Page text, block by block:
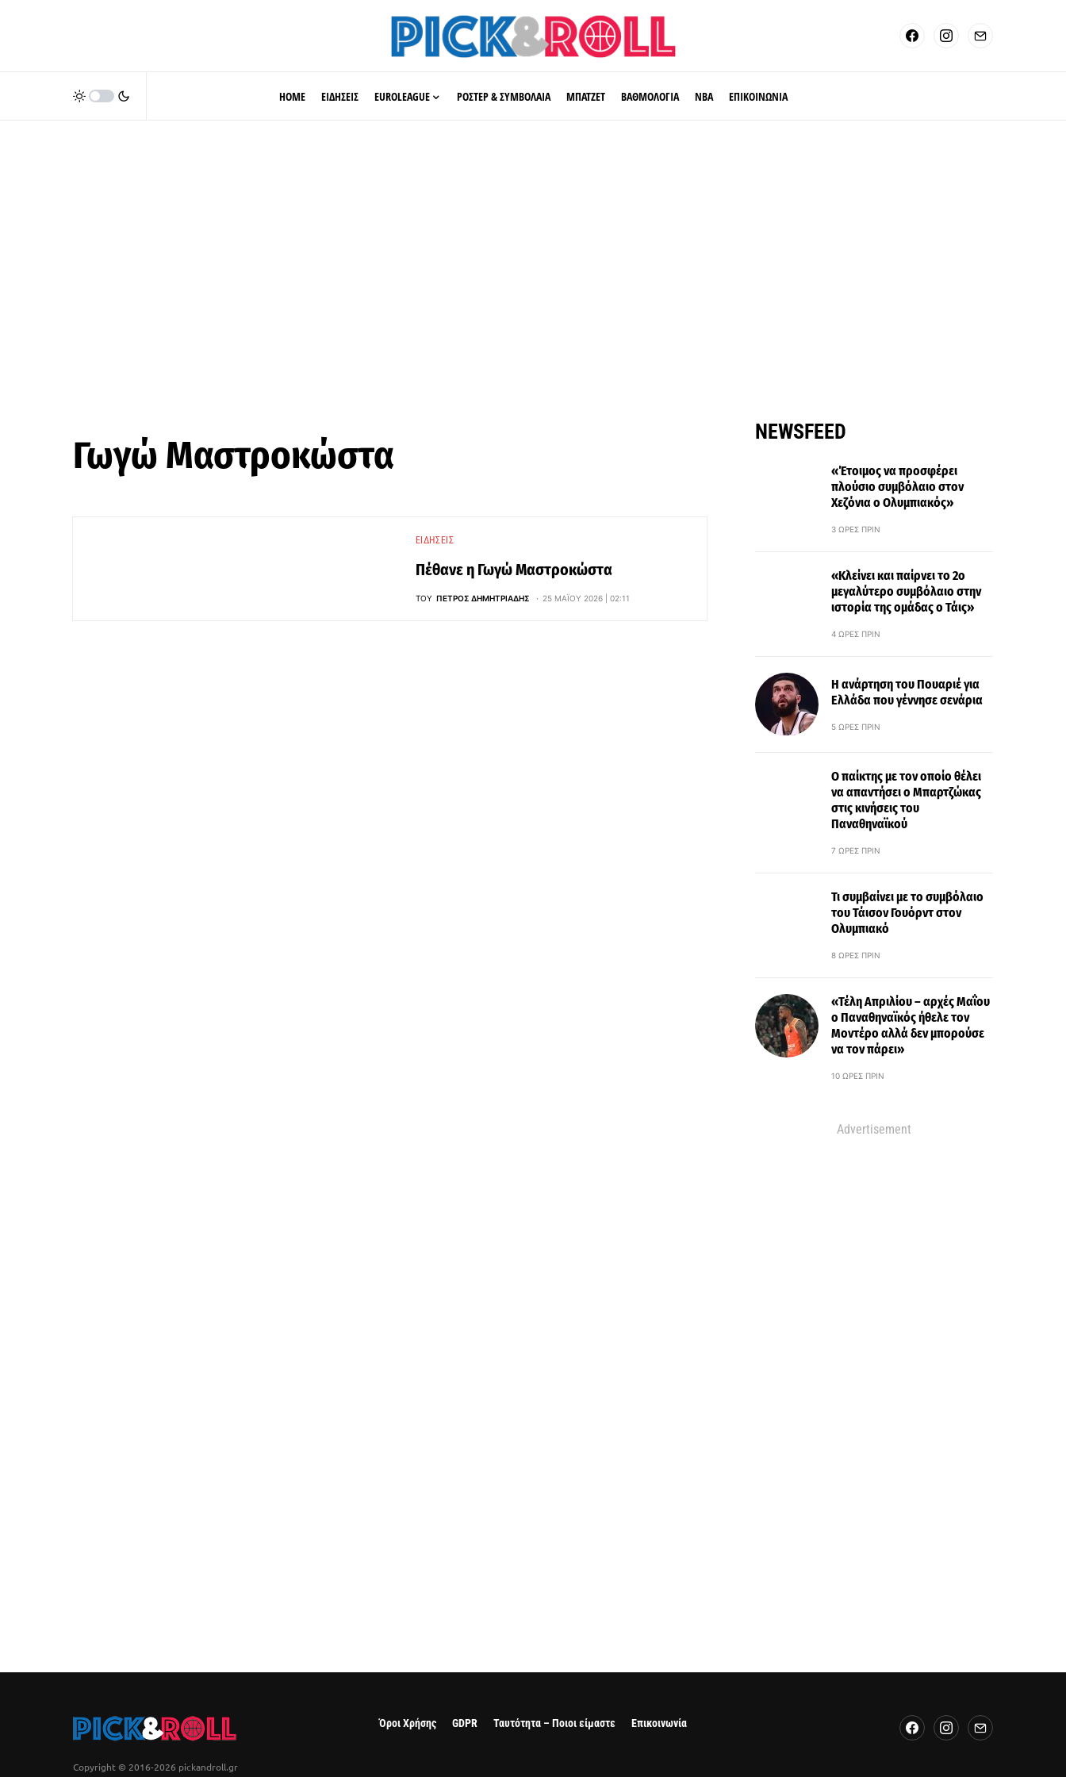
HOME ΕΙΔΗΣΕΙΣ EUROLEAGUE ΡΟΣΤΕΡ & ΣΥΜΒΟΛΑΙΑ ΜΠΑΤΖΕΤ ΒΑΘΜΟΛΟΓΙΑ ΝΒΑ ΕΠΙΚΟΙΝΩΝΙΑ
Γωγώ Μαστροκώστα
ΕΙΔΉΣΕΙΣ
Πέθανε η Γωγώ Μαστροκώστα
ΤΟΥ ΠΈΤΡΟΣ ΔΗΜΗΤΡΙΆΔΗΣ 25 ΜΑΪ́ΟΥ 2026 | 02:11
NEWSFEED
«Έτοιμος να προσφέρει
πλούσιο συμβόλαιο στον
Χεζόνια ο Ολυμπιακός»
3 ΏΡΕΣ ΠΡΙΝ
«Κλείνει και παίρνει το 2ο
μεγαλύτερο συμβόλαιο στην
ιστορία της ομάδας ο Τάις»
4 ΏΡΕΣ ΠΡΙΝ
Η ανάρτηση του Πουαριέ για
Ελλάδα που γέννησε σενάρια
5 ΏΡΕΣ ΠΡΙΝ
Ο παίκτης με τον οποίο θέλει
να απαντήσει ο Μπαρτζώκας
στις κινήσεις του
Παναθηναϊκού
7 ΏΡΕΣ ΠΡΙΝ
Τι συμβαίνει με το συμβόλαιο
του Τάισον Γουόρντ στον
Ολυμπιακό
8 ΏΡΕΣ ΠΡΙΝ
«Τέλη Απριλίου – αρχές Μαΐου
ο Παναθηναϊκός ήθελε τον
Μοντέρο αλλά δεν μπορούσε
να τον πάρει»
10 ΏΡΕΣ ΠΡΙΝ
Advertisement
Copyright © 2016-2026 pickandroll.gr
Όροι Χρήσης GDPR Ταυτότητα – Ποιοι είμαστε Επικοινωνία